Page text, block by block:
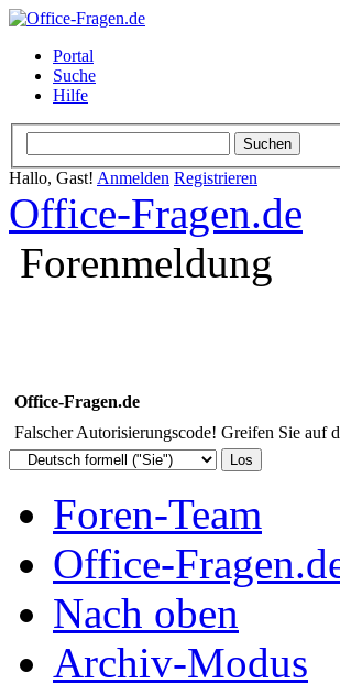
Portal
Suche
Hilfe
Hallo, Gast! Anmelden Registrieren
Office-Fragen.de
Forenmeldung
Office-Fragen.de
Falscher Autorisierungscode! Greifen Sie auf
Foren-Team
Office-
Nach oben
Archiv-Modus